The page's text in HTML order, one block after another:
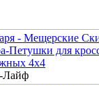
- Мещерские
Петушки для
4х4
Лайф